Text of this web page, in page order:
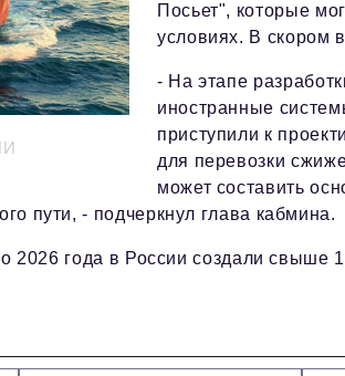
Посьет", которые
условиях. В скором
- На этапе
иностранные
приступили к
для перевозки
может составить
пути, - подчеркнул глава кабмина.
2026 года в России создали свыше